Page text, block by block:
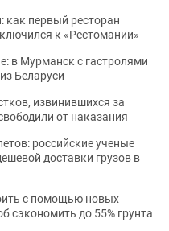
как первый ресторан
к «Рестомании»
в Мурманск с гастролями
Беларуси
извинившихся за
от наказания
российские ученые
доставки грузов в
с помощью новых
сэкономить до 55% грунта